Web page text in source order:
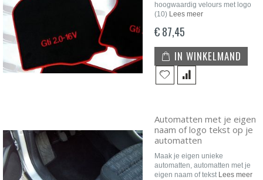
hoogwaardig velours met logo
(10) Lees meer
€ 87,45
IN WINKELMAND
Automatten met je eigen
naam of logo tekst op je
automatten
Maak je eigen unieke
automatten, automatten met je
eigen naam of tekst Lees meer